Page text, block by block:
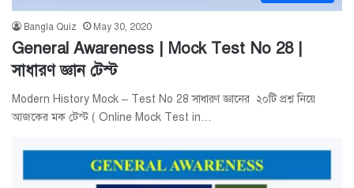
Bangla Quiz May 30, 2020
General Awareness | Mock Test No 28 |
সাধারণ জ্ঞান টেস্ট
Modern History Mock – Test No 28 সাধারণ জ্ঞানের ২০টি প্রশ্ন নিয়ে
আজকের মক টেস্ট ( Online Mock Test in…